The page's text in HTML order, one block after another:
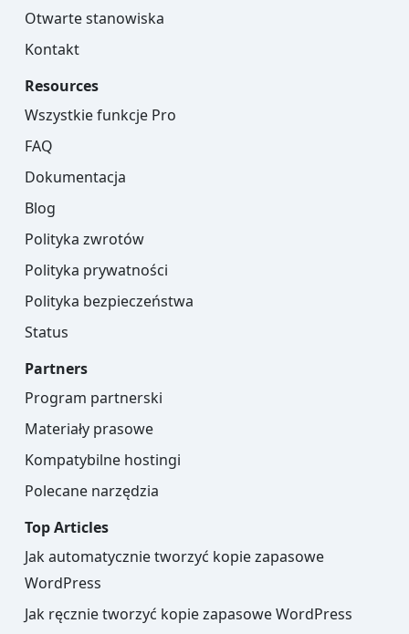
Otwarte stanowiska
Kontakt
Resources
Wszystkie funkcje Pro
FAQ
Dokumentacja
Blog
Polityka zwrotów
Polityka prywatności
Polityka bezpieczeństwa
Status
Partners
Program partnerski
Materiały prasowe
Kompatybilne hostingi
Polecane narzędzia
Top Articles
Jak automatycznie tworzyć kopie zapasowe
WordPress
Jak ręcznie tworzyć kopie zapasowe WordPress